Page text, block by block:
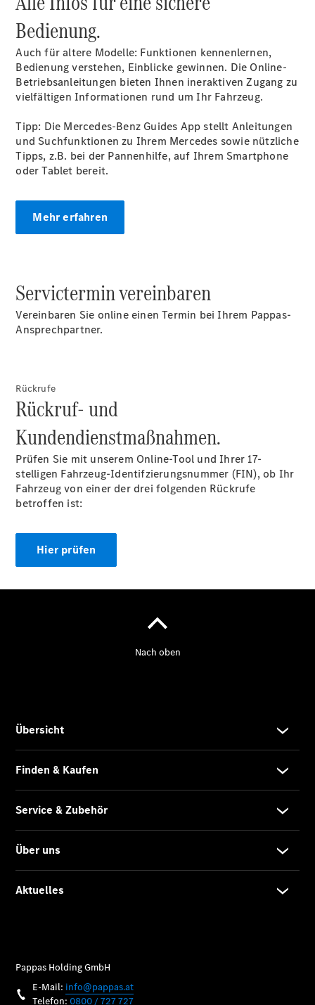
Bedienung.
Auch für altere Modelle: Funktionen kennenlernen,
Bedienung verstehen, Einblicke gewinnen. Die Online-
Betriebsanleitungen bieten Ihnen ineraktiven Zugang zu
vielfältigen Informationen rund um Ihr Fahrzeug.
Tipp: Die Mercedes-Benz Guides App stellt Anleitungen
und Suchfunktionen zu Ihrem Mercedes sowie nützliche
Tipps, z.B. bei der Pannenhilfe, auf Ihrem Smartphone
oder Tablet bereit.
Mehr erfahren
Servictermin vereinbaren
Vereinbaren Sie online einen Termin bei Ihrem Pappas-
Ansprechpartner.
Rückrufe
Rückruf- und
Kundendienstmaßnahmen.
Prüfen Sie mit unserem Online-Tool und Ihrer 17-
stelligen Fahrzeug-Identifzierungsnummer (FIN), ob Ihr
Fahrzeug von einer der drei folgenden Rückrufe
betroffen ist:
Hier prüfen